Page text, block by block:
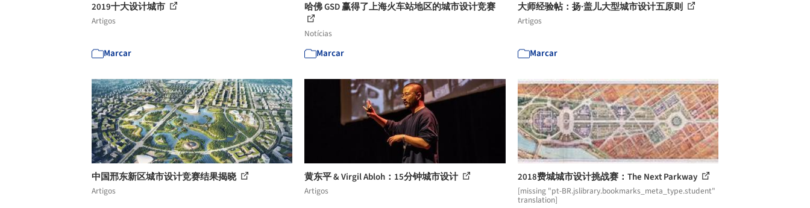
2019十大设计城市
Artigos
Marcar
哈佛 GSD 赢得了上海火车站地区的城市设计竞赛
Notícias
Marcar
大师经验帖：扬·盖儿大型城市设计五原则
Artigos
Marcar
中国邢东新区城市设计竞赛结果揭晓
Artigos
黄东平 & Virgil Abloh：15分钟城市设计
Artigos
2018费城城市设计挑战赛：The Next Parkway
[missing "pt-BR.jslibrary.bookmarks_meta_type.student"
translation]